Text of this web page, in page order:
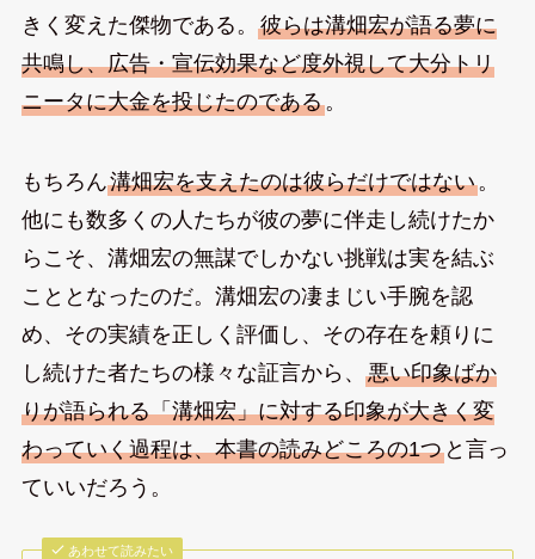
きく変えた傑物である。 彼らは溝畑宏が語る夢に
共鳴し、広告・宣伝効果など度外視して大分トリ
ニータに大金を投じたのである。
もちろん溝畑宏を支えたのは彼らだけではない。
他にも数多くの人たちが彼の夢に伴走し続けたか
らこそ、溝畑宏の無謀でしかない挑戦は実を結ぶ
こととなったのだ。溝畑宏の凄まじい手腕を認
め、その実績を正しく評価し、その存在を頼りに
し続けた者たちの様々な証言から、 悪い印象ばか
りが語られる「溝畑宏」に対する印象が大きく変
わっていく過程は、本書の読みどころの1つと言っ
ていいだろう。
あわせて読みたい